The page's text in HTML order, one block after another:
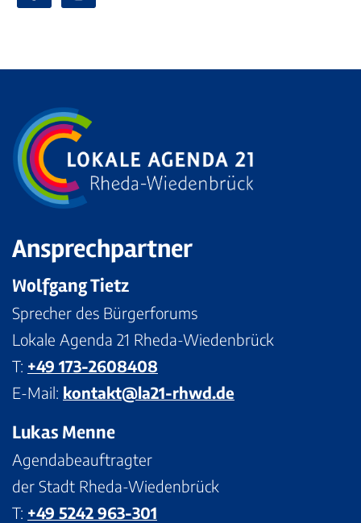
Ansprechpartner
Wolfgang Tietz
Sprecher des Bürgerforums
Lokale Agenda 21 Rheda-Wiedenbrück
T: +49 173-2608408
E-Mail: kontakt@la21-rhwd.de
Lukas Menne
Agendabeauftragter
der Stadt Rheda-Wiedenbrück
T: +49 5242 963-301